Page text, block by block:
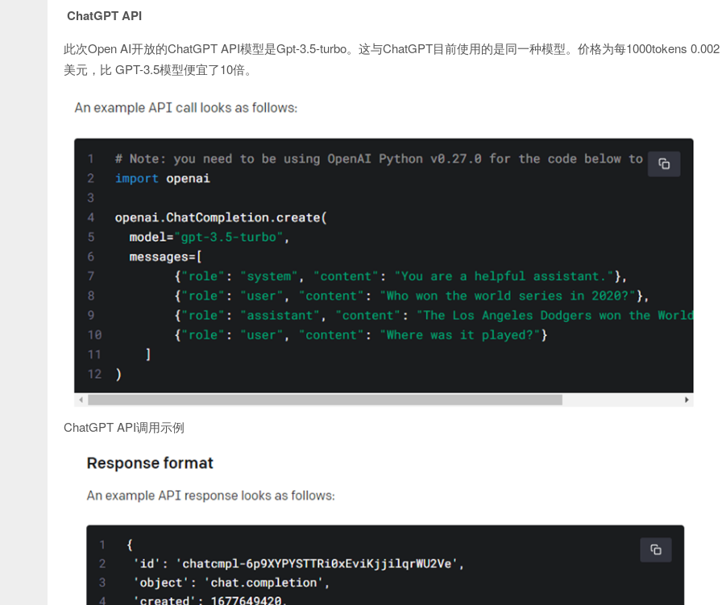
ChatGPT API
此次Open AI开放的ChatGPT API模型是Gpt-3.5-turbo。这与ChatGPT目前使用的是同一种模型。价格为每1000tokens 0.002
美元，比 GPT-3.5模型便宜了10倍。
ChatGPT API调用示例